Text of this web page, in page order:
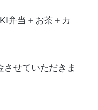
弁当＋お茶＋カ
せていただきま